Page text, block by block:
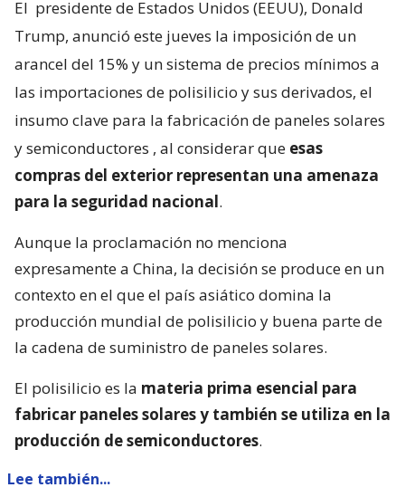
El presidente de Estados Unidos (EEUU), Donald
Trump, anunció este jueves la imposición de un
arancel del 15% y un sistema de precios mínimos a
las importaciones de polisilicio y sus derivados, el
insumo clave para la fabricación de paneles solares
y semiconductores , al considerar que esas
compras del exterior representan una amenaza
para la seguridad nacional.
Aunque la proclamación no menciona
expresamente a China, la decisión se produce en un
contexto en el que el país asiático domina la
producción mundial de polisilicio y buena parte de
la cadena de suministro de paneles solares.
El polisilicio es la materia prima esencial para
fabricar paneles solares y también se utiliza en la
producción de semiconductores.
Lee también...